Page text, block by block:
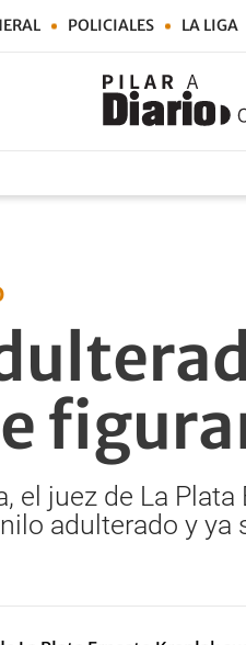
POLICIALES LA LIGA
el juez de La
adulterado y ya